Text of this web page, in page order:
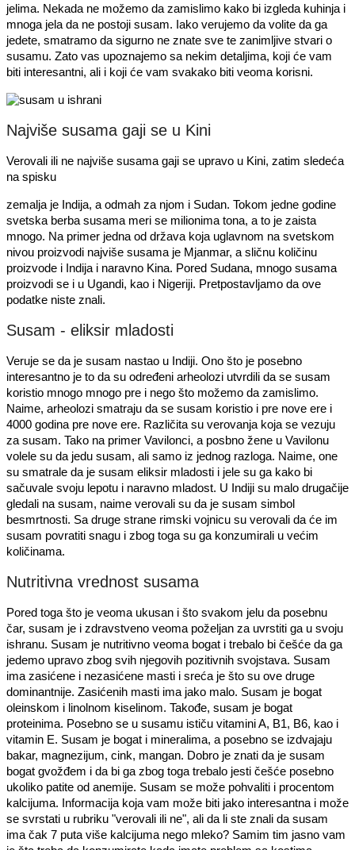
jelima. Nekada ne možemo da zamislimo kako bi izgleda kuhinja i
mnoga jela da ne postoji susam. Iako verujemo da volite da ga
jedete, smatramo da sigurno ne znate sve te zanimljive stvari o
susamu. Zato vas upoznajemo sa nekim detaljima, koji će vam
biti interesantni, ali i koji će vam svakako biti veoma korisni.
Najviše susama gaji se u Kini
Verovali ili ne najviše susama gaji se upravo u Kini, zatim sledeća
na spisku
zemalja je Indija, a odmah za njom i Sudan. Tokom jedne godine
svetska berba susama meri se milionima tona, a to je zaista
mnogo. Na primer jedna od država koja uglavnom na svetskom
nivou proizvodi najviše susama je Mjanmar, a sličnu količinu
proizvode i Indija i naravno Kina. Pored Sudana, mnogo susama
proizvodi se i u Ugandi, kao i Nigeriji. Pretpostavljamo da ove
podatke niste znali.
Susam - eliksir mladosti
Veruje se da je susam nastao u Indiji. Ono što je posebno
interesantno je to da su određeni arheolozi utvrdili da se susam
koristio mnogo mnogo pre i nego što možemo da zamislimo.
Naime, arheolozi smatraju da se susam koristio i pre nove ere i
4000 godina pre nove ere. Različita su verovanja koja se vezuju
za susam. Tako na primer Vavilonci, a posbno žene u Vavilonu
volele su da jedu susam, ali samo iz jednog razloga. Naime, one
su smatrale da je susam eliksir mladosti i jele su ga kako bi
sačuvale svoju lepotu i naravno mladost. U Indiji su malo drugačije
gledali na susam, naime verovali su da je susam simbol
besmrtnosti. Sa druge strane rimski vojnicu su verovali da će im
susam povratiti snagu i zbog toga su ga konzumirali u većim
količinama.
Nutritivna vrednost susama
Pored toga što je veoma ukusan i što svakom jelu da posebnu
čar, susam je i zdravstveno veoma poželjan za uvrstiti ga u svoju
ishranu. Susam je nutritivno veoma bogat i trebalo bi češće da ga
jedemo upravo zbog svih njegovih pozitivnih svojstava. Susam
ima zasićene i nezasićene masti i sreća je što su ove druge
dominantnije. Zasićenih masti ima jako malo. Susam je bogat
oleinskom i linolnom kiselinom. Takođe, susam je bogat
proteinima. Posebno se u susamu ističu vitamini A, B1, B6, kao i
vitamin E. Susam je bogat i mineralima, a posebno se izdvajaju
bakar, magnezijum, cink, mangan. Dobro je znati da je susam
bogat gvožđem i da bi ga zbog toga trebalo jesti češće posebno
ukoliko patite od anemije. Susam se može pohvaliti i procentom
kalcijuma. Informacija koja vam može biti jako interesantna i može
se svrstati u rubriku "verovali ili ne", ali da li ste znali da susam
ima čak 7 puta više kalcijuma nego mleko? Samim tim jasno vam